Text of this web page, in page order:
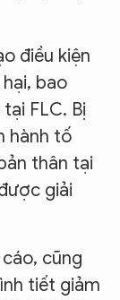
điều kiện
bao
FLC. Bị
hành tố
thân tại
giải
cũng
tiết giảm